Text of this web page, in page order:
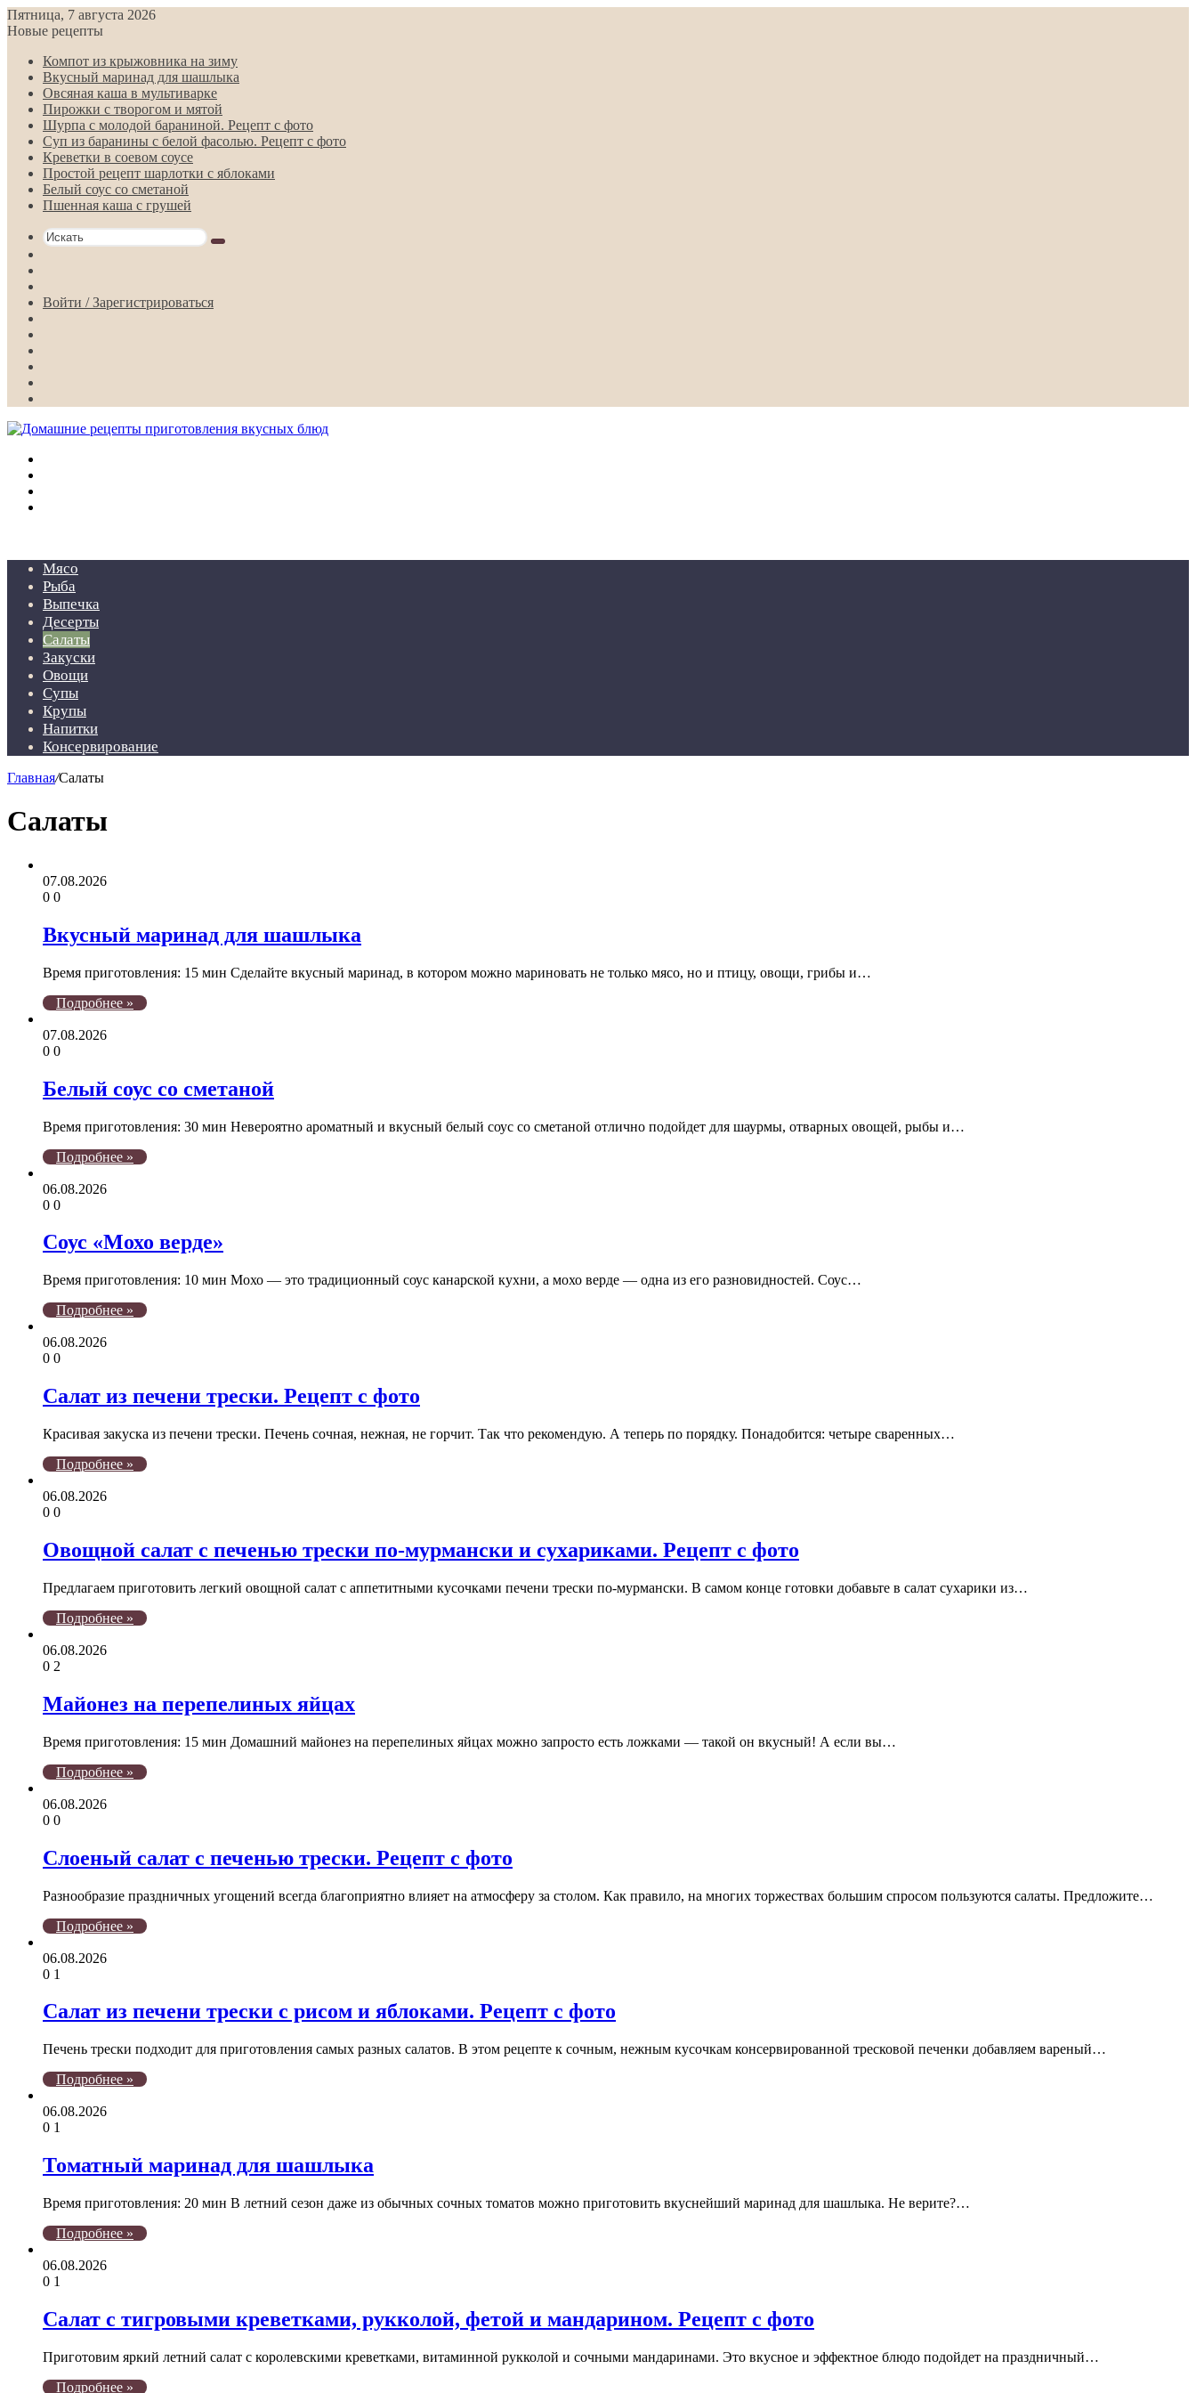
Пятница, 7 августа 2026
Новые рецепты
Компот из крыжовника на зиму
Вкусный маринад для шашлыка
Овсяная каша в мультиварке
Пирожки с творогом и мятой
Шурпа с молодой бараниной. Рецепт с фото
Суп из баранины с белой фасолью. Рецепт с фото
Креветки в соевом соусе
Простой рецепт шарлотки с яблоками
Белый соус со сметаной
Пшенная каша с грушей
Искать
статья
Войти / Зарегистрироваться
Мясо
Рыба
Выпечка
Десерты
Салаты
Закуски
Овощи
Супы
Крупы
Напитки
Консервирование
Главная/Салаты
Салаты
07.08.2026
0 0
Вкусный маринад для шашлыка
Время приготовления: 15 мин Сделайте вкусный маринад, в котором можно мариновать не только мясо, но и птицу, овощи, грибы и…
Подробнее »
07.08.2026
0 0
Белый соус со сметаной
Время приготовления: 30 мин Невероятно ароматный и вкусный белый соус со сметаной отлично подойдет для шаурмы, отварных овощей, рыбы и…
Подробнее »
06.08.2026
0 0
Соус «Мохо верде»
Время приготовления: 10 мин Мохо — это традиционный соус канарской кухни, а мохо верде — одна из его разновидностей. Соус…
Подробнее »
06.08.2026
0 0
Салат из печени трески. Рецепт с фото
Красивая закуска из печени трески. Печень сочная, нежная, не горчит. Так что рекомендую. А теперь по порядку. Понадобится: четыре сваренных…
Подробнее »
06.08.2026
0 0
Овощной салат с печенью трески по-мурмански и сухариками. Рецепт с фото
Предлагаем приготовить легкий овощной салат с аппетитными кусочками печени трески по-мурмански. В самом конце готовки добавьте в салат сухарики из…
Подробнее »
06.08.2026
0 2
Майонез на перепелиных яйцах
Время приготовления: 15 мин Домашний майонез на перепелиных яйцах можно запросто есть ложками — такой он вкусный! А если вы…
Подробнее »
06.08.2026
0 0
Слоеный салат с печенью трески. Рецепт с фото
Разнообразие праздничных угощений всегда благоприятно влияет на атмосферу за столом. Как правило, на многих торжествах большим спросом пользуются салаты. Предложите…
Подробнее »
06.08.2026
0 1
Салат из печени трески с рисом и яблоками. Рецепт с фото
Печень трески подходит для приготовления самых разных салатов. В этом рецепте к сочным, нежным кусочкам консервированной тресковой печенки добавляем вареный…
Подробнее »
06.08.2026
0 1
Томатный маринад для шашлыка
Время приготовления: 20 мин В летний сезон даже из обычных сочных томатов можно приготовить вкуснейший маринад для шашлыка. Не верите?…
Подробнее »
06.08.2026
0 1
Салат с тигровыми креветками, рукколой, фетой и мандарином. Рецепт с фото
Приготовим яркий летний салат с королевскими креветками, витаминной рукколой и сочными мандаринами. Это вкусное и эффектное блюдо подойдет на праздничный…
Подробнее »